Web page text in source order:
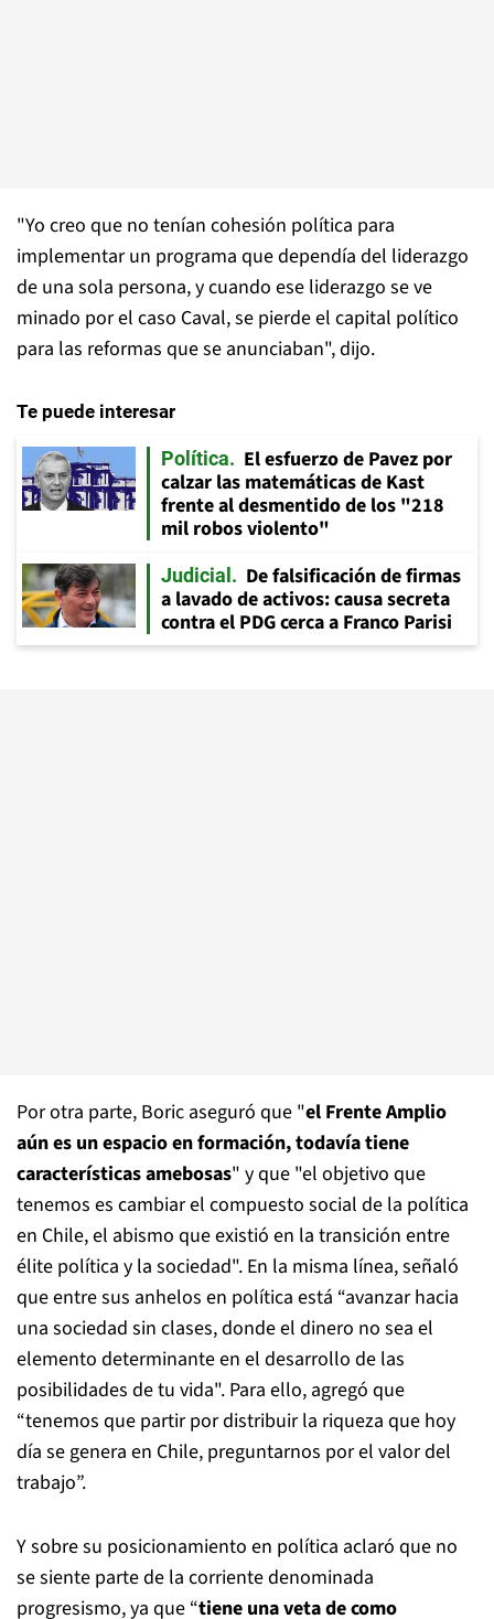
"Yo creo que no tenían cohesión política para
implementar un programa que dependía del liderazgo
de una sola persona, y cuando ese liderazgo se ve
minado por el caso Caval, se pierde el capital político
para las reformas que se anunciaban", dijo.
Te puede interesar
Política
El esfuerzo de Pavez por
calzar las matemáticas de Kast
frente al desmentido de los "218
mil robos violento"
Judicial
De falsificación de firmas
a lavado de activos: causa secreta
contra el PDG cerca a Franco Parisi
Por otra parte, Boric aseguró que "el Frente Amplio
aún es un espacio en formación, todavía tiene
características amebosas" y que "el objetivo que
tenemos es cambiar el compuesto social de la política
en Chile, el abismo que existió en la transición entre
élite política y la sociedad". En la misma línea, señaló
que entre sus anhelos en política está “avanzar hacia
una sociedad sin clases, donde el dinero no sea el
elemento determinante en el desarrollo de las
posibilidades de tu vida". Para ello, agregó que
“tenemos que partir por distribuir la riqueza que hoy
día se genera en Chile, preguntarnos por el valor del
trabajo”.
Y sobre su posicionamiento en política aclaró que no
se siente parte de la corriente denominada
progresismo, ya que “tiene una veta de como